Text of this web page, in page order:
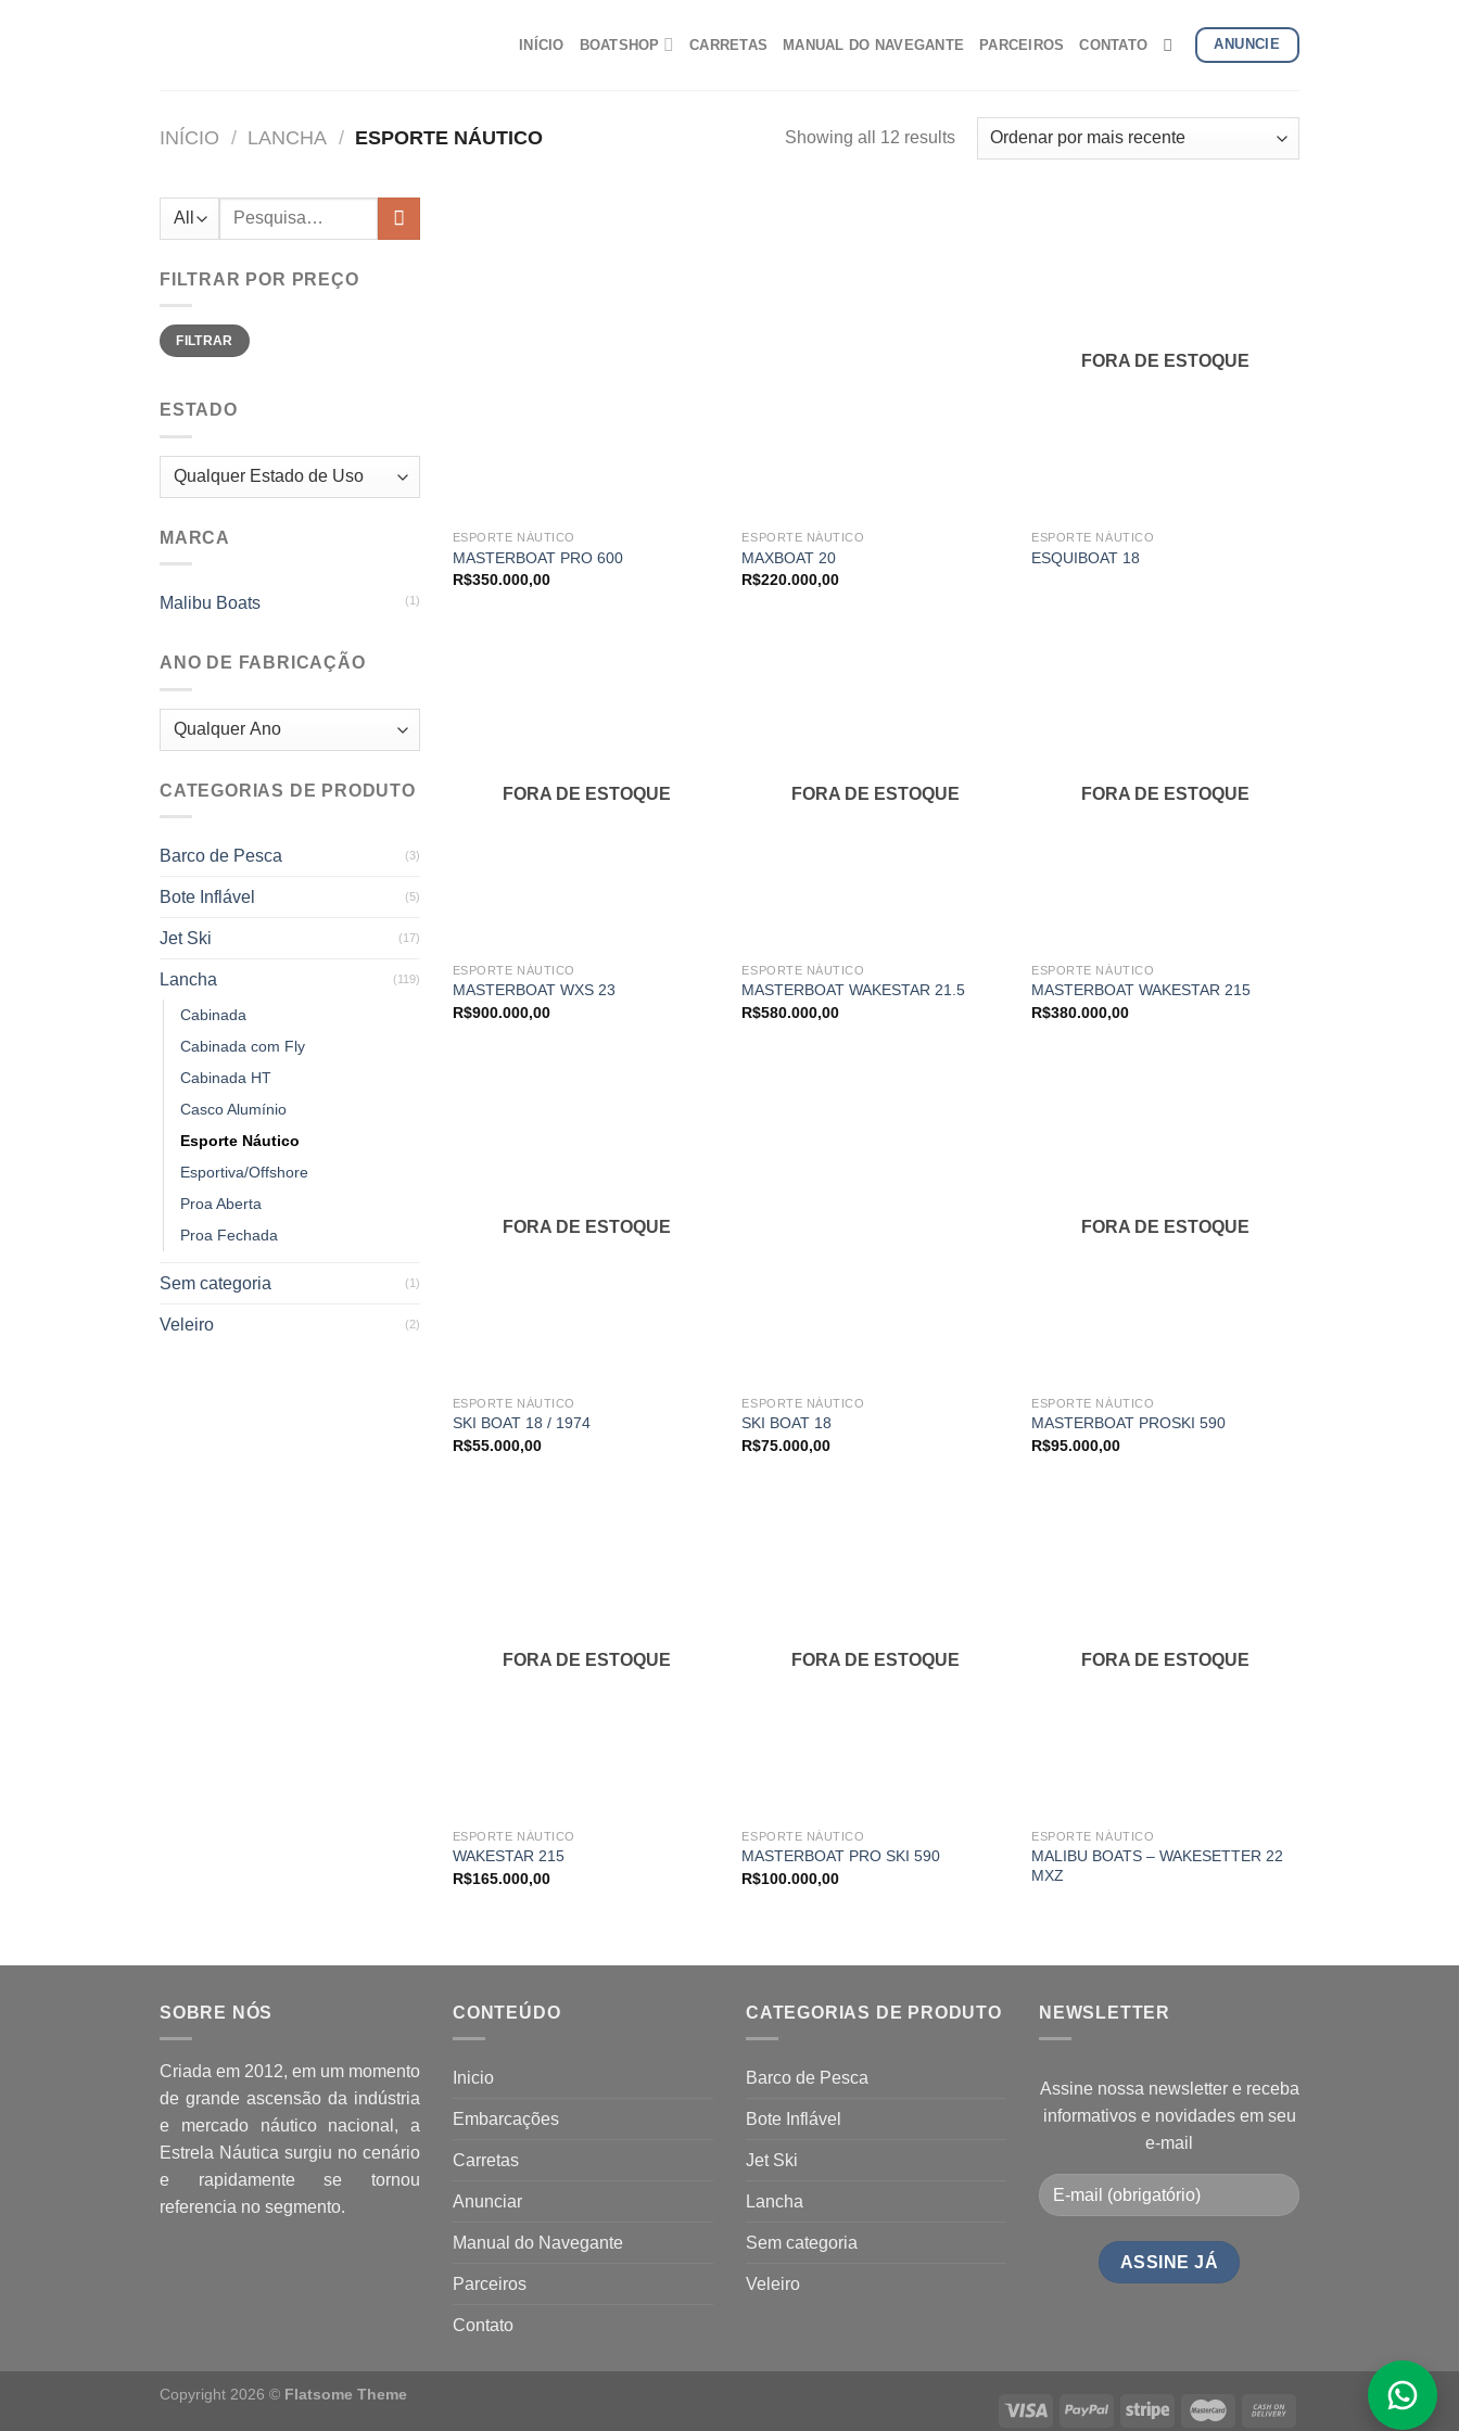
INÍCIO BOATSHOP CARRETAS MANUAL DO NAVEGANTE PARCEIROS CONTATO ANUNCIE
INÍCIO / LANCHA / ESPORTE NÁUTICO Showing all 12 results
Pesquisar
FILTRAR POR PREÇO
Preço
mínimo
Preço
máximo
FILTRAR
ESTADO
MARCA
Malibu Boats (1)
ANO DE FABRICAÇÃO
CATEGORIAS DE PRODUTO
Barco de Pesca (3)
Bote Inflável (5)
Jet Ski (17)
Lancha (119)
Cabinada
Cabinada com Fly
Cabinada HT
Casco Alumínio
Esporte Náutico
Esportiva/Offshore
Proa Aberta
Proa Fechada
Sem categoria (1)
Veleiro (2)
ESPORTE NÁUTICO
MASTERBOAT PRO 600
R$350.000,00
ESPORTE NÁUTICO
MAXBOAT 20
R$220.000,00
FORA DE ESTOQUE
ESPORTE NÁUTICO
ESQUIBOAT 18
FORA DE ESTOQUE
ESPORTE NÁUTICO
MASTERBOAT WXS 23
R$900.000,00
FORA DE ESTOQUE
ESPORTE NÁUTICO
MASTERBOAT WAKESTAR 21.5
R$580.000,00
FORA DE ESTOQUE
ESPORTE NÁUTICO
MASTERBOAT WAKESTAR 215
R$380.000,00
FORA DE ESTOQUE
ESPORTE NÁUTICO
SKI BOAT 18 / 1974
R$55.000,00
ESPORTE NÁUTICO
SKI BOAT 18
R$75.000,00
FORA DE ESTOQUE
ESPORTE NÁUTICO
MASTERBOAT PROSKI 590
R$95.000,00
FORA DE ESTOQUE
ESPORTE NÁUTICO
WAKESTAR 215
R$165.000,00
FORA DE ESTOQUE
ESPORTE NÁUTICO
MASTERBOAT PRO SKI 590
R$100.000,00
FORA DE ESTOQUE
ESPORTE NÁUTICO
MALIBU BOATS – WAKESETTER 22
MXZ
SOBRE NÓS
Criada em 2012, em um momento
de grande ascensão da indústria
e mercado náutico nacional, a
Estrela Náutica surgiu no cenário
e rapidamente se tornou
referencia no segmento.
CONTEÚDO
Inicio
Embarcações
Carretas
Anunciar
Manual do Navegante
Parceiros
Contato
CATEGORIAS DE PRODUTO
Barco de Pesca
Bote Inflável
Jet Ski
Lancha
Sem categoria
Veleiro
NEWSLETTER
Assine nossa newsletter e receba
informativos e novidades em seu
e-mail
Copyright 2026 © Flatsome Theme